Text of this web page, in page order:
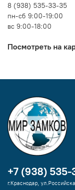
8 (938) 535-33-35
пн-сб 9:00-19:00
вс 9:00-18:00
Посмотреть на
+7 (938) 535-
г.Краснодар,